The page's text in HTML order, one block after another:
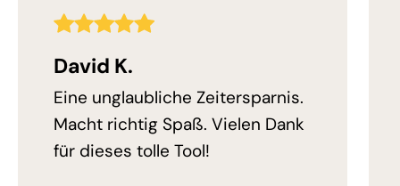
5,0
Bewertung
David K.
Eine unglaubliche Zeitersparnis.
Macht richtig Spaß. Vielen Dank
für dieses tolle Tool!